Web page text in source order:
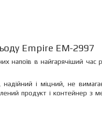
Empire EM-2997
напоїв в найгарячіший час
і міцний, не
продукт і контейнер з